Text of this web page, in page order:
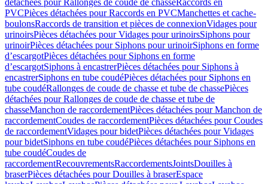
détachées pour Rallonges de coude de chasseRaccords en
PVCPièces détachées pour Raccords en PVCManchettes et cache-
boulonsRaccords de transition et pièces de connexionVidages pour
urinoirsPièces détachées pour Vidages pour urinoirsSiphons pour
urinoirPièces détachées pour Siphons pour urinoirSiphons en forme
d’escargotPièces détachées pour Siphons en forme
d’escargotSiphons à encastrerPièces détachées pour Siphons à
encastrerSiphons en tube coudéPièces détachées pour Siphons en
tube coudéRallonges de coude de chasse et tube de chassePièces
détachées pour Rallonges de coude de chasse et tube de
chasseManchon de raccordementPièces détachées pour Manchon de
raccordementCoudes de raccordementPièces détachées pour Coudes
de raccordementVidages pour bidetPièces détachées pour Vidages
pour bidetSiphons en tube coudéPièces détachées pour Siphons en
tube coudéCoudes de
raccordementRecouvrementsRaccordementsJointsDouilles à
braserPièces détachées pour Douilles à braserEspace